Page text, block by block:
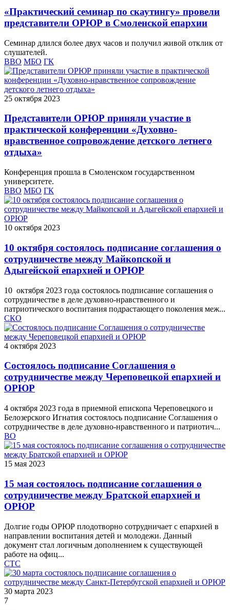
«Практический семинар по скаутингу» провели
представители ОРЮР в Смоленской епархии
Семинар длился более двух часов и получил живой отклик от
слушателей.
ВВО МБО ГК
25 октября 2023
Представители ОРЮР приняли участие в
практической конференции «Духовно-
нравственное сопровождение детского летнего
отдыха»
Конференция прошла в Смоленском государственном
университете.
ВВО МБО ГК
10 октября 2023
10 октября состоялось подписание соглашения о
сотрудничестве между Майкопской и
Адыгейской епархией и ОРЮР
10 октября 2023 года состоялось подписание соглашения о
сотрудничестве в деле духовно-нравственного и
патриотического воспитания подрастающего поколения меж...
СКО
4 октября 2023
Состоялось подписание Соглашения о
сотрудничестве между Череповецкой епархией и
ОРЮР
4 октября 2023 года в приемной епископа Череповецкого и
Белозерского Игнатия состоялось подписание Соглашения о
сотрудничестве в деле духовно-нравственного и патриотич...
ВО
15 мая 2023
15 мая состоялось подписание соглашения о
сотрудничестве между Братской епархией и
ОРЮР
Долгие годы ОРЮР плодотворно сотрудничает с епархией в
направлении воспитания детей и молодежи. Данный
документ стал логичным дополнением к существующей
работе на офиц...
СТС
30 марта 2023
7